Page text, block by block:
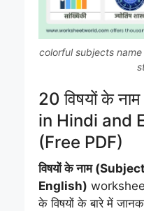
colorful subjects
20 विषयों के
in Hindi and
(Free PDF)
विषयों के नाम
English)
के विषयों के बारे में